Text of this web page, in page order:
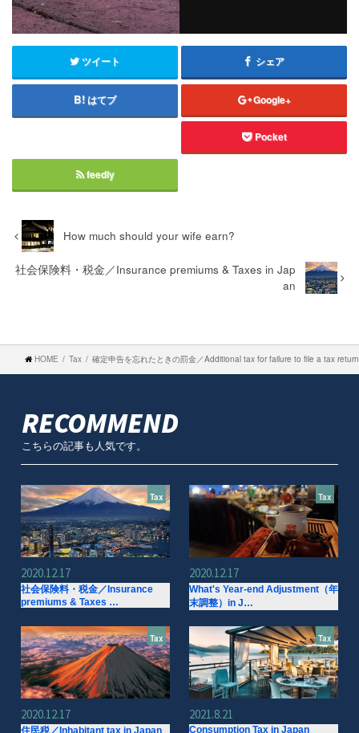
ツイート シェア
はてブ Google+
Pocket
feedly
How much should your wife earn?
社会保険料・税金／Insurance premiums & Taxes in Jap
an
HOME Tax 確定申告を忘れたときの罰金／Additional tax for failure to file a tax return
RECOMMEND
こちらの記事も人気です。
Tax
2020.12.17
社会保険料・税金／Insurance
premiums & Taxes …
Tax
2020.12.17
What's Year-end Adjustment（年
末調整）in J…
Tax
2020.12.17
住民税／Inhabitant tax in Japan
Tax
2021.8.21
Consumption Tax in Japan